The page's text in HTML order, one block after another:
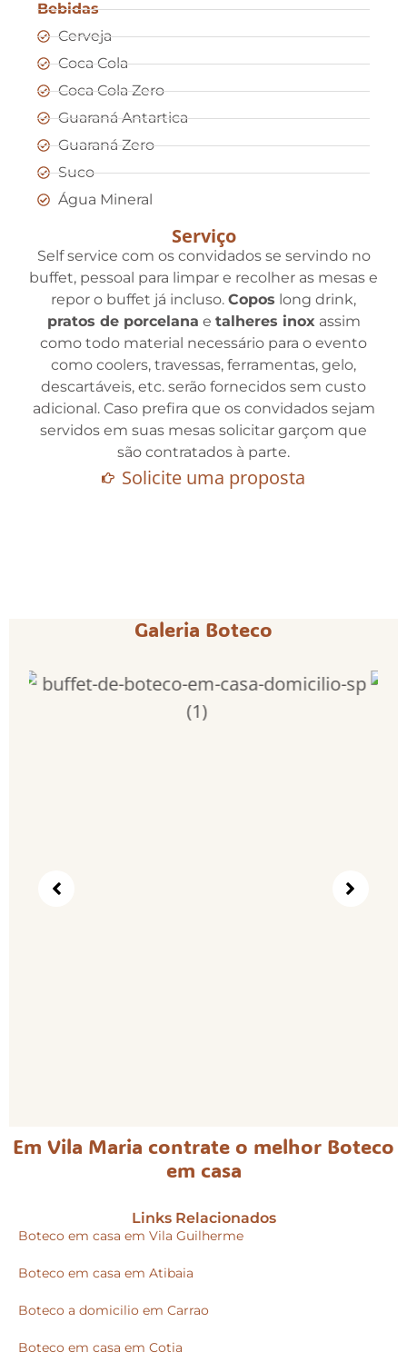
Bebidas
Cerveja
Coca Cola
Coca Cola Zero
Guaraná Antartica
Guaraná Zero
Suco
Água Mineral
Serviço
Self service com os convidados se servindo no
buffet, pessoal para limpar e recolher as mesas e
repor o buffet já incluso. Copos long drink,
pratos de porcelana e talheres inox assim
como todo material necessário para o evento
como coolers, travessas, ferramentas, gelo,
descartáveis, etc. serão fornecidos sem custo
adicional. Caso prefira que os convidados sejam
servidos em suas mesas solicitar garçom que
são contratados à parte.
Solicite uma proposta
Galeria Boteco
Em Vila Maria contrate o melhor Boteco
em casa
Links Relacionados
Boteco em casa em Vila Guilherme
Boteco em casa em Atibaia
Boteco a domicilio em Carrao
Boteco em casa em Cotia